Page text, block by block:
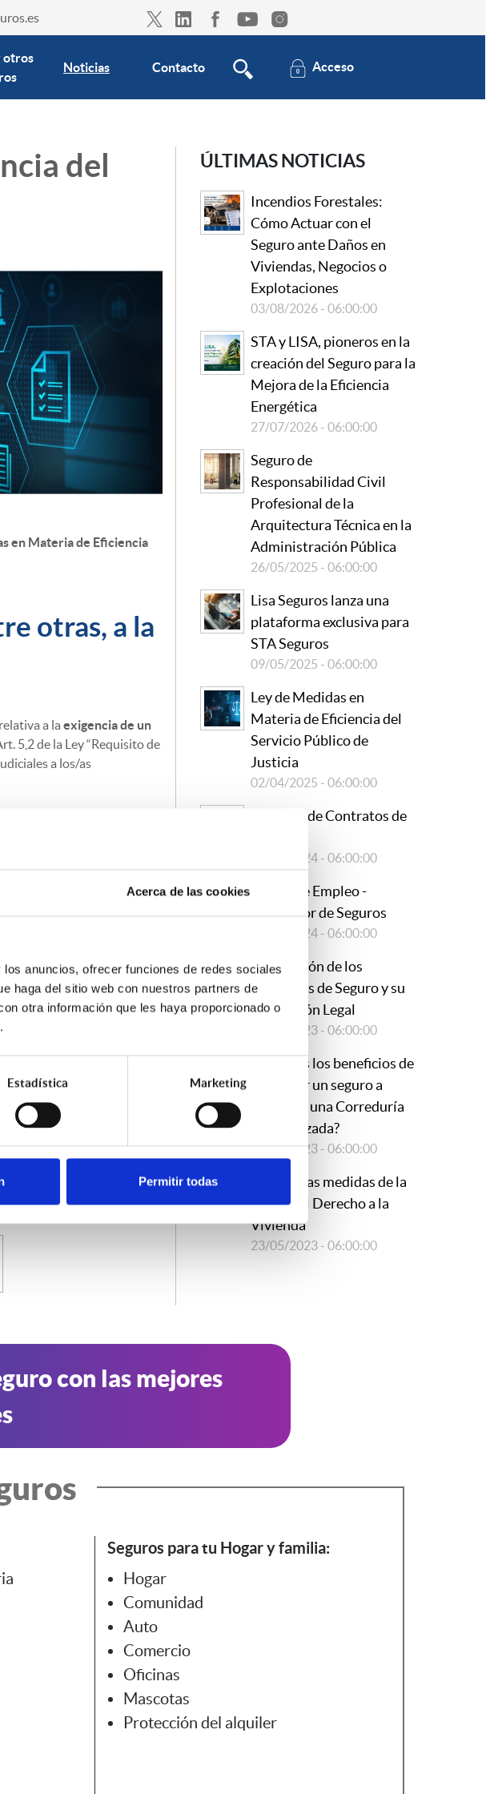
Acerca de las cookies
anuncios, ofrecer funciones de redes sociales
haga del sitio web con nuestros partners de
otra información que les haya proporcionado o
Estadística Marketing
Permitir todas
otros
Noticias Contacto Acceso
del
en Materia de Eficiencia
otras, a la
a la exigencia de un
5,2 de la Ley “Requisito de
a los/as
o conciliador que vaya a
sí o a través de letrado
hace que sea muy
mediadores de la recepción
ÚLTIMAS NOTICIAS
Incendios Forestales:
Cómo Actuar con el
Seguro ante Daños en
Viviendas, Negocios o
Explotaciones
03/08/2026 - 06:00:00
STA y LISA, pioneros en la
creación del Seguro para la
Mejora de la Eficiencia
Energética
27/07/2026 - 06:00:00
Seguro de
Responsabilidad Civil
Profesional de la
Arquitectura Técnica en la
Administración Pública
26/05/2025 - 06:00:00
Lisa Seguros lanza una
plataforma exclusiva para
STA Seguros
09/05/2025 - 06:00:00
Ley de Medidas en
Materia de Eficiencia del
Servicio Público de
Justicia
02/04/2025 - 06:00:00
Revisión de Contratos de
19/09/2024 - 06:00:00
Oferta de Empleo -
Suscriptor de Seguros
29/08/2024 - 06:00:00
Renovación de los
Contratos de Seguro y su
Regulación Legal
26/10/2023 - 06:00:00
¿Conoces los beneficios de
contratar un seguro a
través de una Correduría
especializada?
15/09/2023 - 06:00:00
Novedosas medidas de la
Ley por el Derecho a la
Vivienda
23/05/2023 - 06:00:00
con las mejores
Seguros para tu Hogar y familia:
Hogar
Comunidad
Auto
Comercio
Oficinas
Mascotas
Protección del alquiler